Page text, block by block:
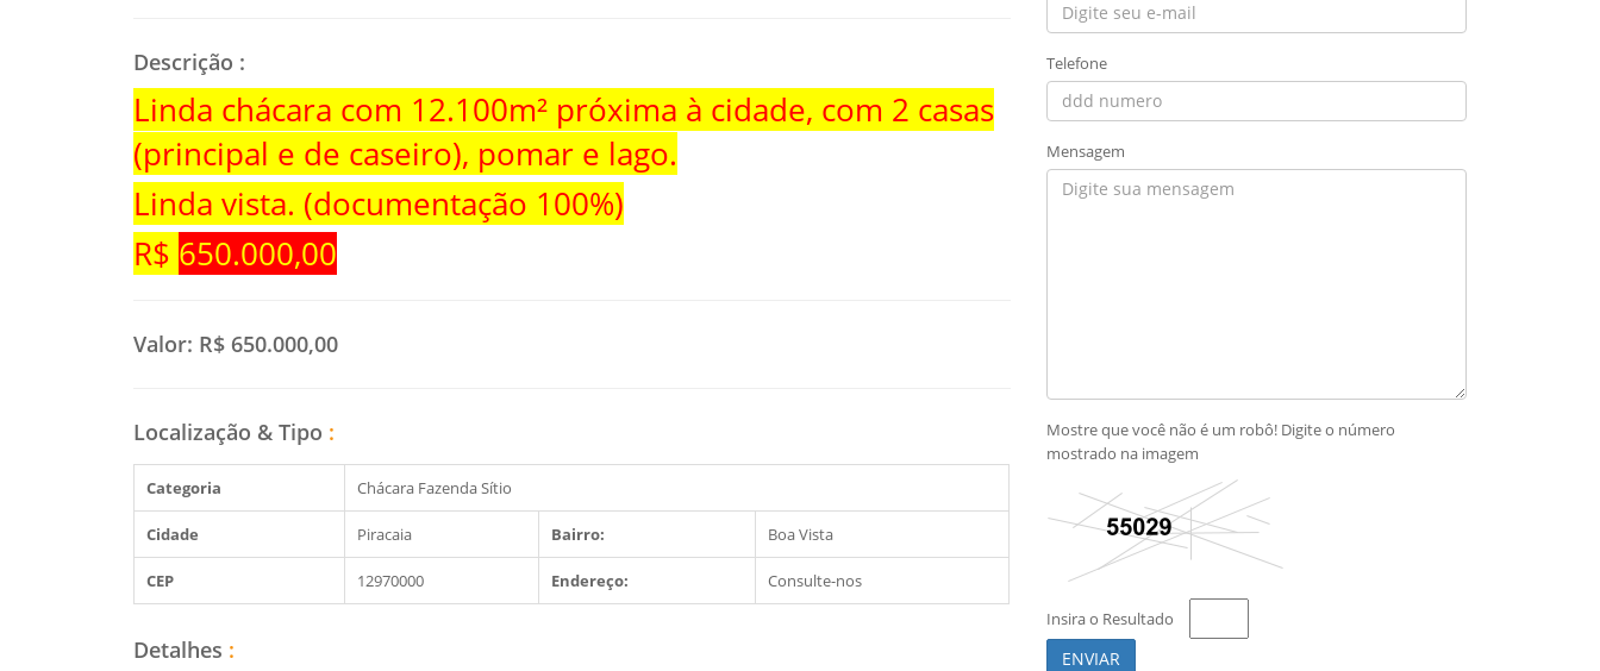
Descrição :
Linda chácara com 12.100m² próxima à cidade, com 2 casas
(principal e de caseiro), pomar e lago.
Linda vista. (documentação 100%)
R$ 650.000,00
Valor: R$ 650.000,00
Localização & Tipo :
Categoria Chácara Fazenda Sítio
Cidade Piracaia Bairro: Boa Vista
CEP 12970000 Endereço: Consulte-nos
Detalhes :
Telefone
Mensagem
Mostre que você não é um robô! Digite o número
mostrado na imagem
Insira o Resultado
ENVIAR